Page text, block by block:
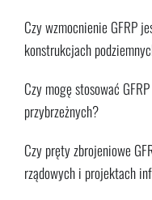
Czy wzmocnienie GFRP
konstrukcjach
Czy mogę stosować
przybrzeżnych?
Czy pręty zbrojeniowe
rządowych i projektach